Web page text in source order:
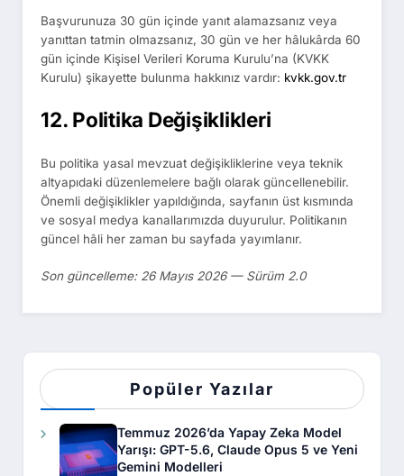
Başvurunuza 30 gün içinde yanıt alamazsanız veya
yanıttan tatmin olmazsanız, 30 gün ve her hâlukârda 60
gün içinde Kişisel Verileri Koruma Kurulu’na (KVKK
Kurulu) şikayette bulunma hakkınız vardır: kvkk.gov.tr
12. Politika Değişiklikleri
Bu politika yasal mevzuat değişikliklerine veya teknik
altyapıdaki düzenlemelere bağlı olarak güncellenebilir.
Önemli değişiklikler yapıldığında, sayfanın üst kısmında
ve sosyal medya kanallarımızda duyurulur. Politikanın
güncel hâli her zaman bu sayfada yayımlanır.
Son güncelleme: 26 Mayıs 2026 — Sürüm 2.0
Popüler Yazılar
Temmuz 2026’da Yapay Zeka Model
Yarışı: GPT-5.6, Claude Opus 5 ve Yeni
Gemini Modelleri